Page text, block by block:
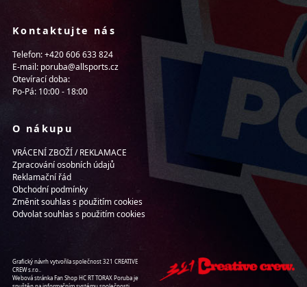
Kontaktujte nás
Telefon: +420 606 633 824
E-mail: poruba@allsports.cz
Otevírací doba:
Po-Pá: 10:00 - 18:00
O nákupu
VRÁCENÍ ZBOŽÍ / REKLAMACE
Zpracování osobních údajů
Reklamační řád
Obchodní podmínky
Změnit souhlas s použitím cookies
Odvolat souhlas s použitím cookies
Grafický návrh vytvořila společnost 321 CREATIVE
CREW s.r.o..
Webová stránka Fan Shop HC RT TORAX Poruba je